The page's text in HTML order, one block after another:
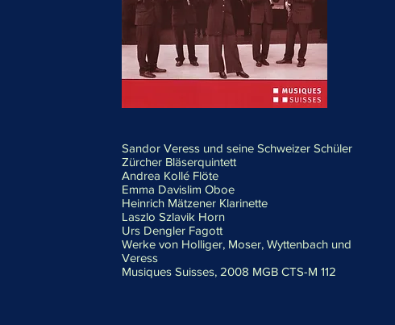
Sandor Veress und seine Schweizer Schüler
Zürcher Bläserquintett
Andrea Kollé Flöte
Emma Davislim Oboe
Heinrich Mätzener Klarinette
Laszlo Szlavik Horn
Urs Dengler Fagott
Werke von Holliger, Moser, Wyttenbach und
Veress
Musiques Suisses, 2008 MGB CTS-M 112